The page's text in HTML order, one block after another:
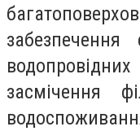
забезпечення
засмічення